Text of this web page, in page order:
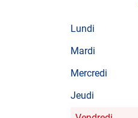
Lundi
Mardi
Mercredi
Jeudi